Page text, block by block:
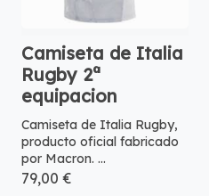
Camiseta de Italia
Rugby 2ª
equipacion
Camiseta de Italia Rugby,
producto oficial fabricado
por Macron. ...
79,00 €